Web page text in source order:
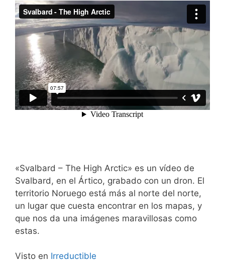
«Svalbard – The High Arctic» es un vídeo de
Svalbard, en el Ártico, grabado con un dron. El
territorio Noruego está más al norte del norte,
un lugar que cuesta encontrar en los mapas, y
que nos da una imágenes maravillosas como
estas.
Visto en Irreductible